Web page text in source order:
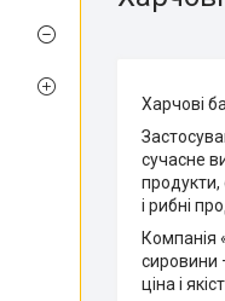
Харчові
сучасне
продукти,
і рибні
Компанія
сировини
ціна і